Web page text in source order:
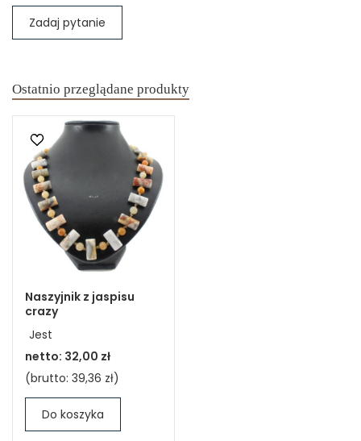
Zadaj pytanie
Ostatnio przeglądane produkty
Naszyjnik z jaspisu
crazy
Jest
netto: 32,00 zł
(brutto: 39,36 zł)
Do koszyka